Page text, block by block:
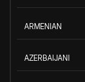
ARMENIAN
AZERBAIJANI